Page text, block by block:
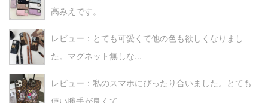
高みえです。
レビュー：とても可愛くて他の色も欲しくなりまし
た。マグネット無しな...
レビュー：私のスマホにぴったり合いました。とても